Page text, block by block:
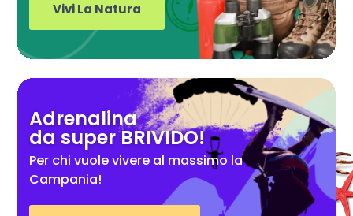
Vivi La Natura
Adrenalina
da super BRIVIDO!
Per chi vuole vivere al massimo la
Campania!